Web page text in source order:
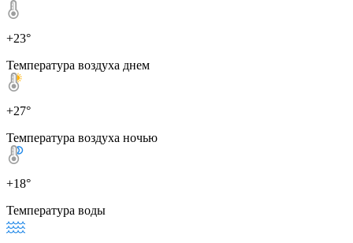
+23°
Температура воздуха днем
+27°
Температура воздуха ночью
+18°
Температура воды